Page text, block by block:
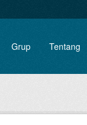
Grup Tentang